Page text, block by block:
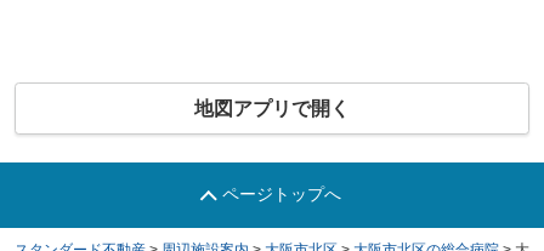
地図アプリで開く
ページトップへ